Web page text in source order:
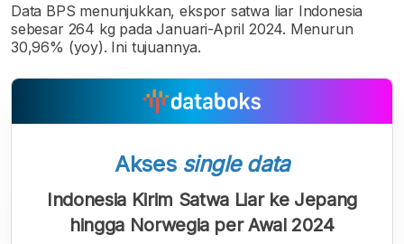
Data BPS menunjukkan, ekspor satwa liar Indonesia
sebesar 264 kg pada Januari-April 2024. Menurun
30,96% (yoy). Ini tujuannya.
Akses single data
Indonesia Kirim Satwa Liar ke Jepang
hingga Norwegia per Awal 2024